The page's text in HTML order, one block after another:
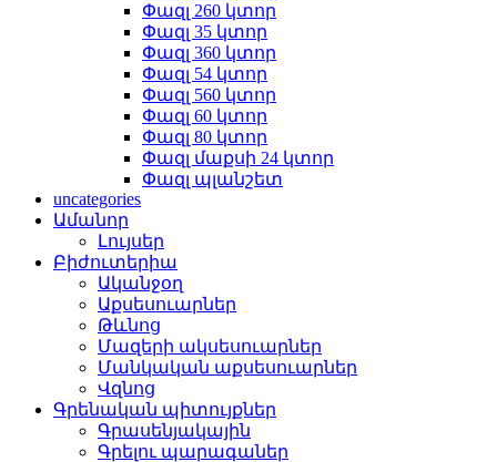
Փազլ 260 կտոր
Փազլ 35 կտոր
Փազլ 360 կտոր
Փազլ 54 կտոր
Փազլ 560 կտոր
Փազլ 60 կտոր
Փազլ 80 կտոր
Փազլ մաքսի 24 կտոր
Փազլ պլանշետ
uncategories
Ամանոր
Լույսեր
Բիժուտերիա
Ականջօղ
Աքսեսուարներ
Թևնոց
Մազերի ակսեսուարներ
Մանկական աքսեսուարներ
Վզնոց
Գրենական պիտույքներ
Գրասենյակային
Գրելու պարագաներ